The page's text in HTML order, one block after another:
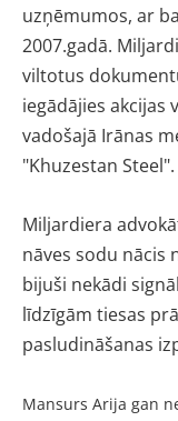
uzņēmumos, ar
2007.gadā.
viltotus
iegādājies akcijas
vadošajā Irānas
"Khuzestan Steel".
Miljardiera
nāves sodu nācis
bijuši nekādi
līdzīgām tiesas
pasludināšanas
Mansurs Arija gan